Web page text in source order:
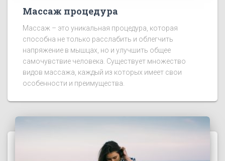
Массаж процедура
Массаж – это уникальная процедура, которая
способна не только расслабить и облегчить
напряжение в мышцах, но и улучшить общее
самочувствие человека. Существует множество
видов массажа, каждый из которых имеет свои
особенности и преимущества.